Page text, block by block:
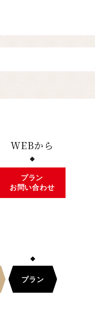
WEBから
プラン
お問い合わせ
プラン